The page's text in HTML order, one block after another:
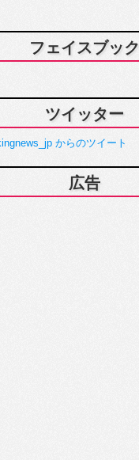
フェイスブック
ツイッター
からのツイート
広告